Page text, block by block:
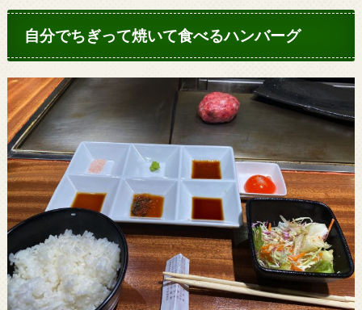
自分でちぎって焼いて食べるハンバーグ